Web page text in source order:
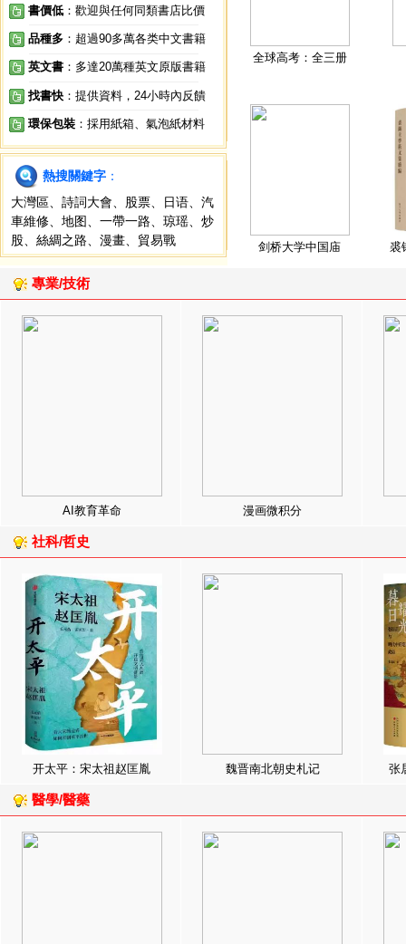
書價低 ：歡迎與任何同類書店比價
品種多 ：超過90多萬各类中文書籍
英文書 ：多達20萬種英文原版書籍
找書快 ：提供資料，24小時內反饋
環保包裝 ：採用紙箱、氣泡紙材料
熱搜關鍵字 ：
大灣區
詩詞大會 股票 日语
汽
車維修
地图 一帶一路 琼瑶
炒
股
絲綢之路 漫畫 貿易戰
全球高考：全三册
剑桥大学中国庙 裘
專業/技術
AI教育革命 漫画微积分
社科/哲史
开太平：宋太祖赵匡胤 魏晋南北朝史札记 张
醫學/醫藥